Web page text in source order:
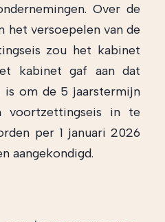
Over de
het versoepelen van de
zou het kabinet
kabinet gaf aan dat
is om de 5 jaarstermijn
in te
per 1 januari 2026
aangekondigd.